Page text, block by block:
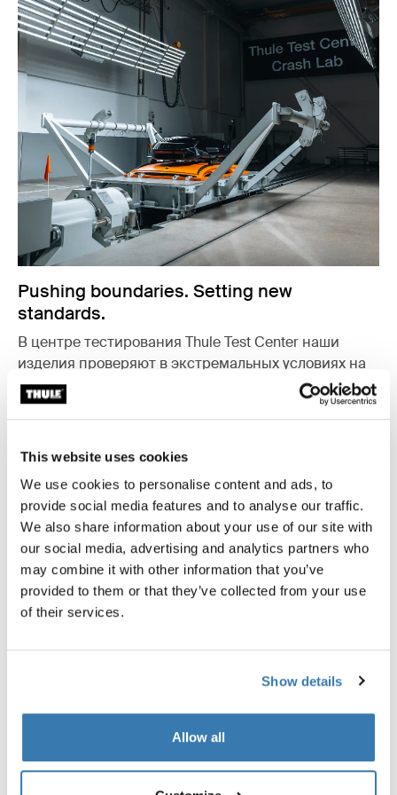
This website uses cookies
We use cookies to personalise content and ads, to
provide social media features and to analyse our traffic.
We also share information about your use of our site with
our social media, advertising and analytics partners who
may combine it with other information that you’ve
provided to them or that they’ve collected from your use
of their services.
Show details
Allow all
Pushing boundaries. Setting new
standards.
В центре тестирования Thule Test Center наши
изделия проверяют в экстремальных условиях на
соответствие высочайшим стандартам прочности
и безопасности. Мы проводим краш-тесты, а также
арктического холода и ультрафиолетового
собственных стандартов качества, которые
гарантируют максимальную надежность нашего
снаряжения в любых ситуациях.
Узнать больше